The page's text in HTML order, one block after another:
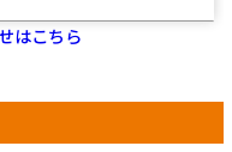
はこちら